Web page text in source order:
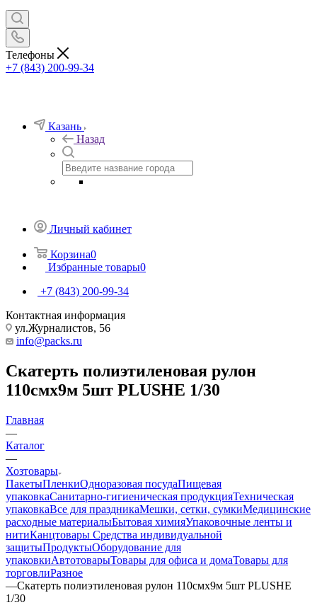
Телефоны
+7 (843) 200-99-34
Казань
Назад
Личный кабинет
Корзина0
Избранные товары0
+7 (843) 200-99-34
Контактная информация
ул.Журналистов, 56
info@packs.ru
Скатерть полиэтиленовая рулон
110смх9м 5шт PLUSHE 1/30
Главная
—
Каталог
—
Хозтовары
ПакетыПленкиОдноразовая посудаПищевая
упаковкаСанитарно-гигиеническая продукцияТехническая
упаковкаВсе для праздникаМешки, сетки, сумкиМедицинские
расходные материалыБытовая химияУпаковочные ленты и
нитиКанцтовары Средства индивидуальной
защитыПродуктыОборудование для
упаковкиАвтотоварыТовары для офиса и домаТовары для
торговлиРазное
—Скатерть полиэтиленовая рулон 110смх9м 5шт PLUSHE
1/30